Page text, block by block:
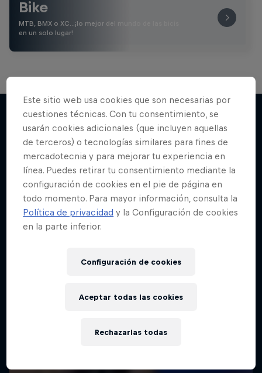
Bike
MTB, BMX o XC…¡lo mejor del mundo de las bicis
en un solo lugar!
Más contenidos similares
Este sitio web usa cookies que son necesarias por
cuestiones técnicas. Con tu consentimiento, se
usarán cookies adicionales (que incluyen aquellas
de terceros) o tecnologías similares para fines de
mercadotecnia y para mejorar tu experiencia en
línea. Puedes retirar tu consentimiento mediante la
configuración de cookies en el pie de página en
todo momento. Para mayor información, consulta la
Política de privacidad y la Configuración de cookies
en la parte inferior.
Configuración de cookies
Rechazarlas todas
Aceptar todas las cookies